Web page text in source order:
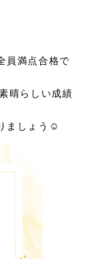
員満点合格で
晴らしい成績
ましょう☺️